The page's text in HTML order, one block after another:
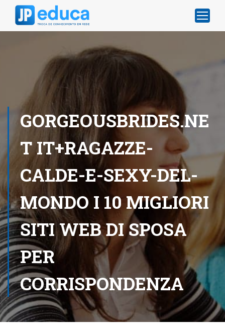
GORGEOUSBRIDES.NE
T IT+RAGAZZE-
CALDE-E-SEXY-DEL-
MONDO I 10 MIGLIORI
SITI WEB DI SPOSA
PER
CORRISPONDENZA